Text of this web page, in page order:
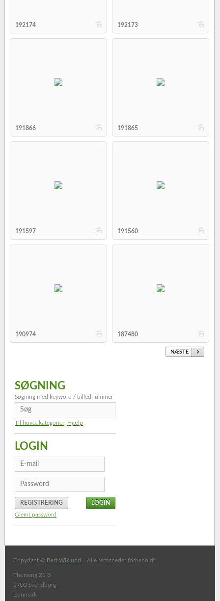
b
192174 b
192173
b
191866 b
191865
b
191597 b
191560
b
190974 b
187480
NÆSTE
SØGNING
Søgning med keyword / billednummer
Til hovedkategorier Hjælp
LOGIN
REGISTRERING
Glemt password
Copyright © Bert Wiklund . Alle rettigheder forbeholdt
Thorseng 21 B
5700 Svendborg
Danmark